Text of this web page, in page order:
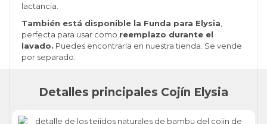
lactancia.
También está disponible la Funda para Elysia,
perfecta para usar como reemplazo durante el
lavado. Puedes encontrarla en nuestra tienda. Se vende
por separado.
Detalles principales Cojín Elysia